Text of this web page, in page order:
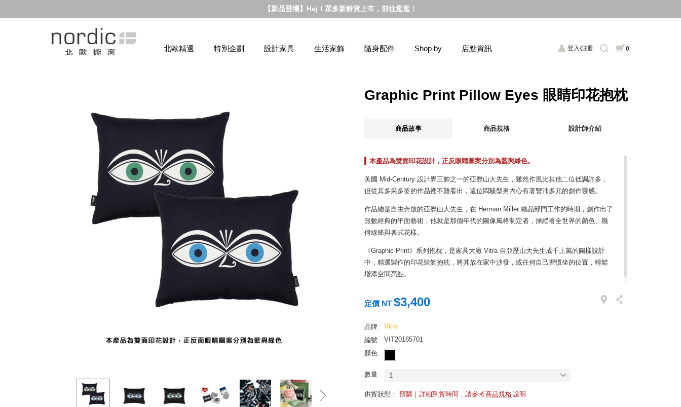
【新品登場】Hej！眾多新鮮貨上市，前往逛逛！
登入/註冊 0
北歐精選 特別企劃 設計家具 生活家飾 隨身配件 Shop by 店點資訊
Graphic Print Pillow Eyes 眼睛印花抱枕
商品故事 商品規格 設計師介紹
本產品為雙面印花設計，正反眼睛圖案分別為藍與綠色。
美國 Mid-Century 設計界三帥之一的亞歷山大先生，雖然作風比其他二位低調許多，
但從其多采多姿的作品裡不難看出，這位悶騷型男內心有著豐沛多元的創作靈感。
作品總是自由奔放的亞歷山大先生，在 Herman Miller 織品部門工作的時期，創作出了
無數經典的平面藝術，他就是那個年代的圖像風格制定者，操縱著全世界的顏色、幾
何線條與各式花樣。
《Graphic Print》系列抱枕，是家具大廠 Vitra 自亞歷山大先生成千上萬的圖樣設計
中，精選製作的印花裝飾抱枕，將其放在家中沙發，或任何自己習慣坐的位置，輕鬆
增添空間亮點。
定價 NT $3,400
品牌
Vitra
編號
VIT20165701
顏色
數量 1
供貨狀態： 預購｜詳細到貨時間，請參考商品規格說明